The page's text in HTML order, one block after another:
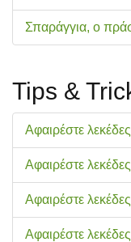
Σπαράγγια, ο
Tips &
Αφαιρέστε
Αφαιρέστε
Αφαιρέστε
Αφαιρέστε